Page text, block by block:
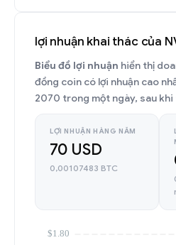
lợi nhuận khai thác của
Biểu đồ lợi nhuận hiển thị
đồng coin có lợi nhuận cao
2070 trong một ngày, sau
LỢI NHUẬN HÀNG NĂM
70 USD
0,00107483 BTC